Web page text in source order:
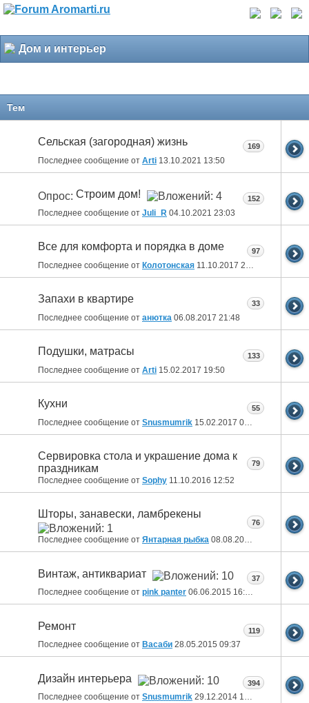
Дом и интерьер
Тем
Сельская (загородная) жизнь
Последнее сообщение от Arti 13.10.2021 13:50
169
Опрос: Строим дом!
Последнее сообщение от Juli_R 04.10.2021 23:03
152
Все для комфорта и порядка в доме
Последнее сообщение от Колотонская 11.10.2017 23:12
97
Запахи в квартире
Последнее сообщение от анютка 06.08.2017 21:48
33
Подушки, матрасы
Последнее сообщение от Arti 15.02.2017 19:50
133
Кухни
Последнее сообщение от Snusmumrik 15.02.2017 07:46
55
Сервировка стола и украшение дома к
праздникам
Последнее сообщение от Sophy 11.10.2016 12:52
79
Шторы, занавески, ламбрекены
Последнее сообщение от Янтарная рыбка 08.08.2016
76
Винтаж, антиквариат
Последнее сообщение от pink panter 06.06.2015 16:08
37
Ремонт
Последнее сообщение от Васаби 28.05.2015 09:37
119
Дизайн интерьера
Последнее сообщение от Snusmumrik 29.12.2014 10:36
394